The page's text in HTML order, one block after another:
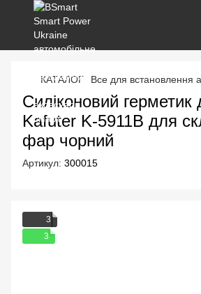
КАТАЛОГ Все для встановлення
Силіконовий
Kafuter K-5911B для
фар чорний
Артикул: 300015
3
3